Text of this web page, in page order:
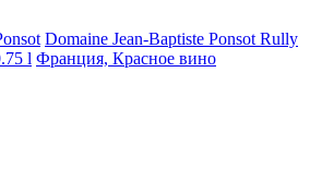
Domaine Jean-Baptiste Ponsot Rully
l Франция, Красное вино